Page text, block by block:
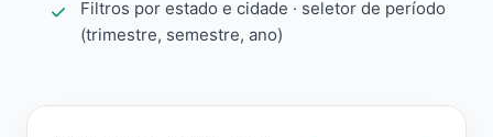
Filtros por estado e cidade · seletor de período
(trimestre, semestre, ano)